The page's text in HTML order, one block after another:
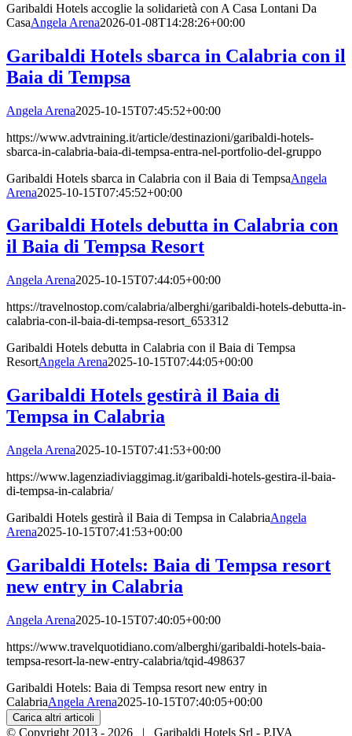
Garibaldi Hotels accoglie la solidarietà con A Casa Lontani Da
CasaAngela Arena2026-01-08T14:28:26+00:00
Garibaldi Hotels sbarca in Calabria con il
Baia di Tempsa
Angela Arena2025-10-15T07:45:52+00:00
https://www.advtraining.it/article/destinazioni/garibaldi-hotels-
sbarca-in-calabria-baia-di-tempsa-entra-nel-portfolio-del-gruppo
Garibaldi Hotels sbarca in Calabria con il Baia di TempsaAngela
Arena2025-10-15T07:45:52+00:00
Garibaldi Hotels debutta in Calabria con
il Baia di Tempsa Resort
Angela Arena2025-10-15T07:44:05+00:00
https://travelnostop.com/calabria/alberghi/garibaldi-hotels-debutta-in-
calabria-con-il-baia-di-tempsa-resort_653312
Garibaldi Hotels debutta in Calabria con il Baia di Tempsa
ResortAngela Arena2025-10-15T07:44:05+00:00
Garibaldi Hotels gestirà il Baia di
Tempsa in Calabria
Angela Arena2025-10-15T07:41:53+00:00
https://www.lagenziadiviaggimag.it/garibaldi-hotels-gestira-il-baia-
di-tempsa-in-calabria/
Garibaldi Hotels gestirà il Baia di Tempsa in CalabriaAngela
Arena2025-10-15T07:41:53+00:00
Garibaldi Hotels: Baia di Tempsa resort
new entry in Calabria
Angela Arena2025-10-15T07:40:05+00:00
https://www.travelquotidiano.com/alberghi/garibaldi-hotels-baia-
tempsa-resort-la-new-entry-calabria/tqid-498637
Garibaldi Hotels: Baia di Tempsa resort new entry in
CalabriaAngela Arena2025-10-15T07:40:05+00:00
Carica altri articoli
© Copyright 2013 - 2026 | Garibaldi Hotels Srl - P.IVA